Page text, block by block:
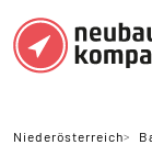
Niederösterreich>